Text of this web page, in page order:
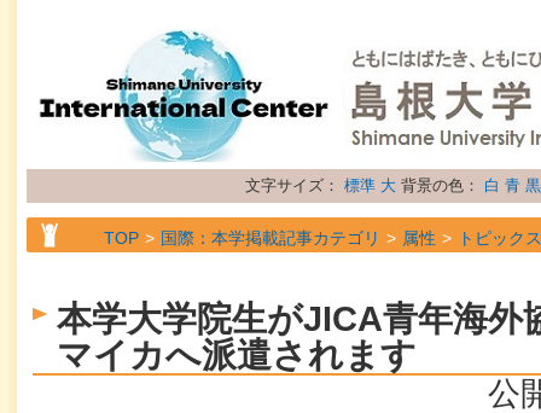
文字サイズ： 標準 大 背景の色： 白 青 黒
TOP 国際：本学掲載記事カテゴリ 属性 トピックス
本学大学院生がJICA青年海外
マイカへ派遣されます
公